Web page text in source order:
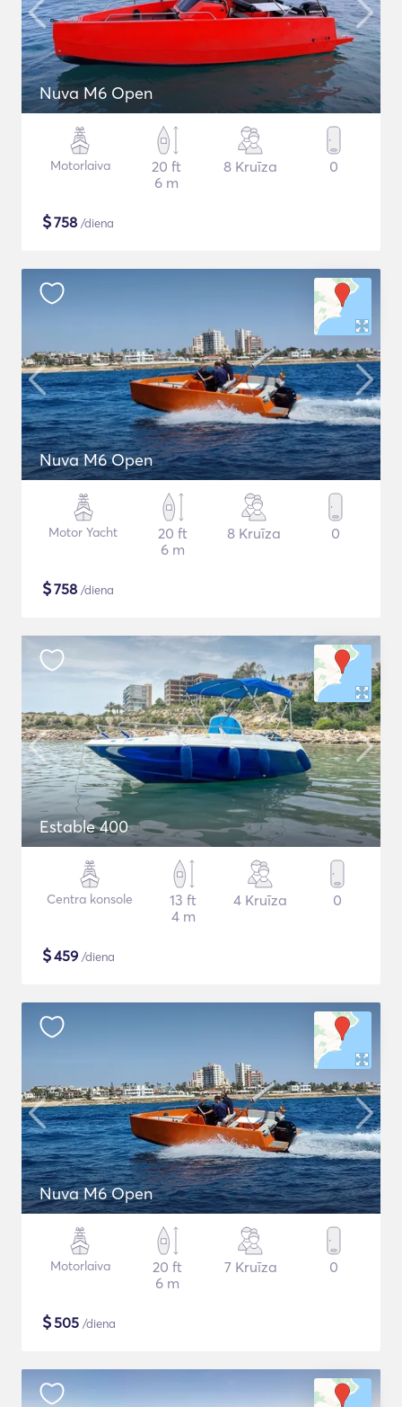
Nuva M6 Open
Motorlaiva
20 ft
6 m
8 Kruīza 0
$758 /diena
Nuva M6 Open
Motor Yacht
20 ft
6 m
8 Kruīza 0
$758 /diena
Estable 400
Centra konsole
13 ft
4 m
4 Kruīza 0
$459 /diena
Nuva M6 Open
Motorlaiva
20 ft
6 m
7 Kruīza 0
$505 /diena